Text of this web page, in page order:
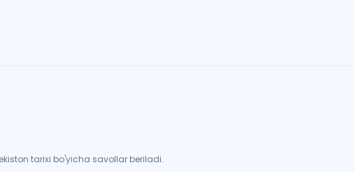
tarixi bo'yicha savollar beriladi.